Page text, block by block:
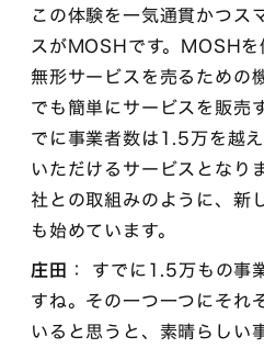
この体験を一気通貫かつス
スがMOSHです。MOSHを
無形サービスを売るための
でも簡単にサービスを販売
でに事業者数は1.5万を越
いただけるサービスとなり
社との取組みのように、新
も始めています。
庄田 ： すでに1.5万もの事
すね。その一つ一つにそれ
いると思うと、素晴らしい